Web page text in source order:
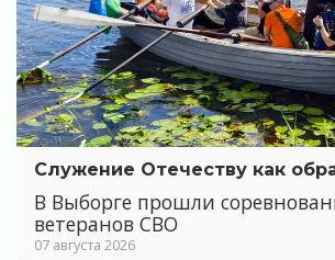
Служение Отечеству как
В Выборге прошли
ветеранов СВО
07 августа 2026